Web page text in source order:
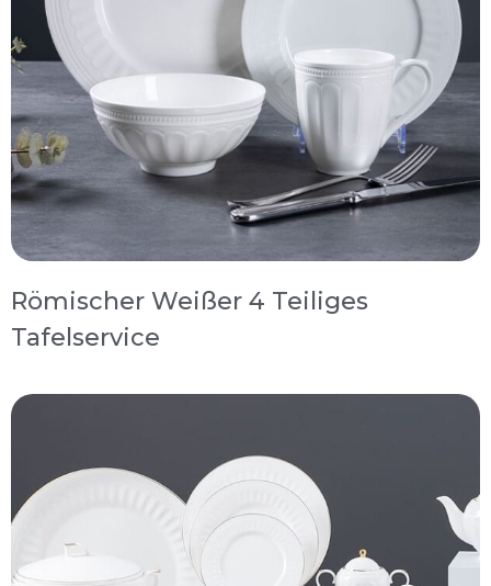
Römischer Weißer 4 Teiliges
Tafelservice